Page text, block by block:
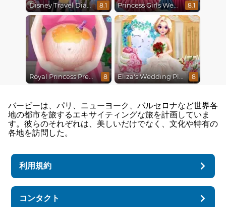
Disney Travel Diaries: City Break 8.1 Princess Girls Wedding Trip 8.1
Royal Princess Pregnant 8 Eliza's Wedding Planner 8
バービーは、パリ、ニューヨーク、バルセロナなど世界各
地の都市を旅するエキサイティングな旅を計画していま
す。彼らのそれぞれは、美しいだけでなく、文化や特有の
各地を訪問した。
利用規約
コンタクト